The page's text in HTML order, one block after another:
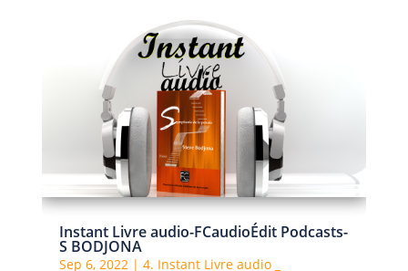
Instant Livre audio-FCaudioÉdit Podcasts-
S BODJONA
Sep 6, 2022| 4. Instant Livre audio _